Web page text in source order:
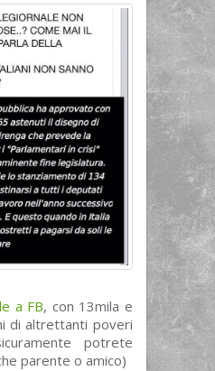
a FB, con 13mila e
di altrettanti poveri
potrete
parente o amico)